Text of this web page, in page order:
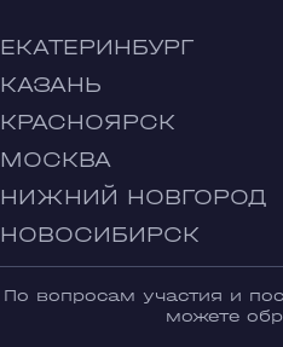
ЕКАТЕРИНБУРГ
КАЗАНЬ
КРАСНОЯРСК
МОСКВА
НИЖНИЙ НОВГОРОД
НОВОСИБИРСК
По вопросам участия и
можете